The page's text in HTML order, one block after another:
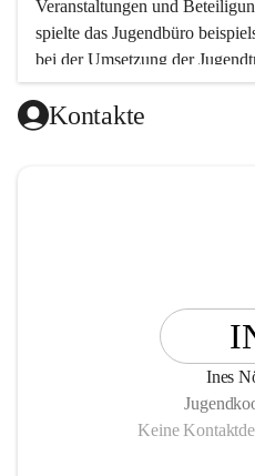
Veranstaltungen und
spielte das Jugendbüro
bei der Umsetzung der
hinaus wurden und werden
den Bereichen Jugendkultur,
Kontakte
Ines
Keine